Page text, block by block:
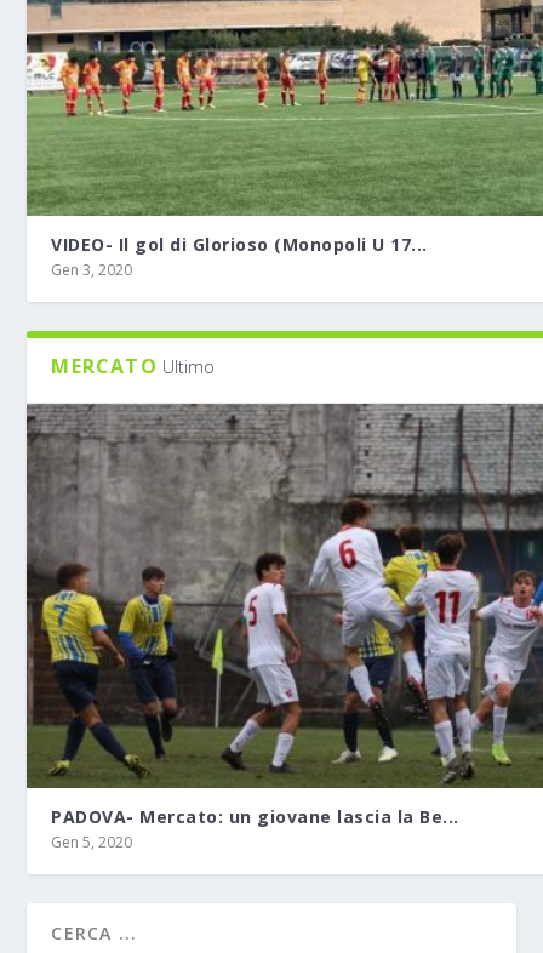
VIDEO- Il gol di Glorioso (Monopoli U 17...
Gen 3, 2020
MERCATO Ultimo
PADOVA- Mercato: un giovane lascia la Be...
Gen 5, 2020